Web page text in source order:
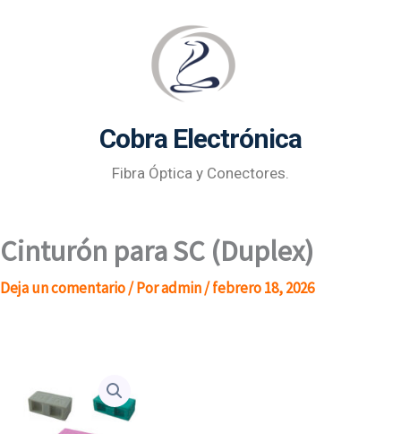
Cobra Electrónica
Fibra Óptica y Conectores.
Cinturón para SC (Duplex)
Deja un comentario/ Poradmin/febrero 18, 2026